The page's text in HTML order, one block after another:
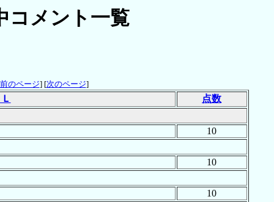
コメント一覧
前のページ] [次のページ]
点数
10
10
10